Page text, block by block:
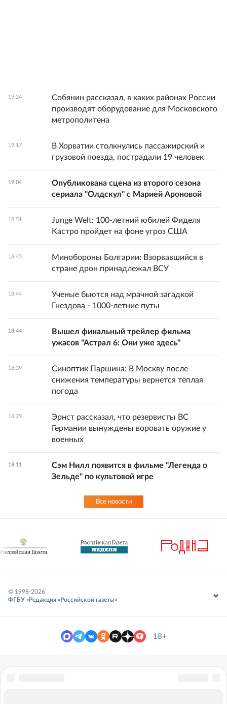
19:24
Собянин рассказал, в каких районах России
производят оборудование для Московского
метрополитена
19:17
В Хорватии столкнулись пассажирский и
грузовой поезда, пострадали 19 человек
19:04
Опубликована сцена из второго сезона
сериала "Олдскул" с Марией Ароновой
18:51
Junge Welt: 100-летний юбилей Фиделя
Кастро пройдет на фоне угроз США
18:45
Минобороны Болгарии: Взорвавшийся в
стране дрон принадлежал ВСУ
18:44
Ученые бьются над мрачной загадкой
Гнездова - 1000-летние путы
18:44
Вышел финальный трейлер фильма
ужасов "Астрал 6: Они уже здесь"
18:39
Синоптик Паршина: В Москву после
снижения температуры вернется теплая
погода
18:29
Эрнст рассказал, что резервисты ВС
Германии вынуждены воровать оружие у
военных
18:11
Сэм Нилл появится в фильме "Легенда о
Зельде" по культовой игре
Все новости
© 1998-2026
ФГБУ «Редакция «Российской газеты»
18+